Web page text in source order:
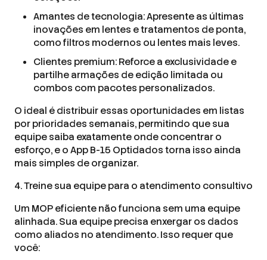
Amantes de tecnologia: Apresente as últimas
inovações em lentes e tratamentos de ponta,
como filtros modernos ou lentes mais leves.
Clientes premium: Reforce a exclusividade e
partilhe armações de edição limitada ou
combos com pacotes personalizados.
O ideal é distribuir essas oportunidades em listas
por prioridades semanais, permitindo que sua
equipe saiba exatamente onde concentrar o
esforço, e o App B-15 Optidados torna isso ainda
mais simples de organizar.
4. Treine sua equipe para o atendimento consultivo
Um MOP eficiente não funciona sem uma equipe
alinhada. Sua equipe precisa enxergar os dados
como aliados no atendimento. Isso requer que
você: